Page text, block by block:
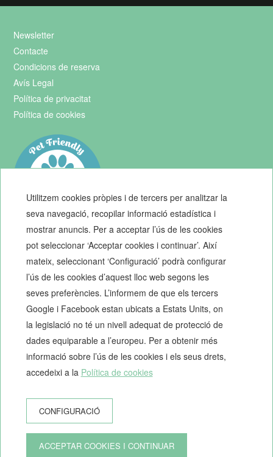
Newsletter
Contacte
Condicions de reserva
Avís Legal
Política de privacitat
Política de cookies
NEPTUNO APARTMENTS
C/ Sant Josep, 84 - 08370 Calella, Barcelona (España)
+34 937 690 311
info@neptunoapartments.com
HUTB-007038, HUTB-007039, HUTB-007040, HUTB-007041,
HUTB-007042, HUTB-007043, HUTB-007044, HUTB-007045,
© 2026 Neptuno Apartments
Desenvolupat per GNA Hotel Solutions
Utilitzem cookies pròpies i de tercers per analitzar la
seva navegació, recopilar informació estadística i
mostrar anuncis. Per a acceptar l’ús de les cookies
pot seleccionar ‘Acceptar cookies i continuar’. Així
mateix, seleccionant ‘Configuració’ podrà configurar
l’ús de les cookies d’aquest lloc web segons les
seves preferències. L’informem de que els tercers
Google i Facebook estan ubicats a Estats Units, on
la legislació no té un nivell adequat de protecció de
dades equiparable a l’europeu. Per a obtenir més
informació sobre l’ús de les cookies i els seus drets,
accedeixi a la Política de cookies
CONFIGURACIÓ
ACCEPTAR COOKIES I CONTINUAR